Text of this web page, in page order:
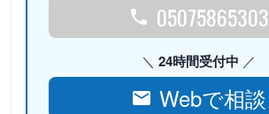
05075865303
24時間受付中
Webで相談